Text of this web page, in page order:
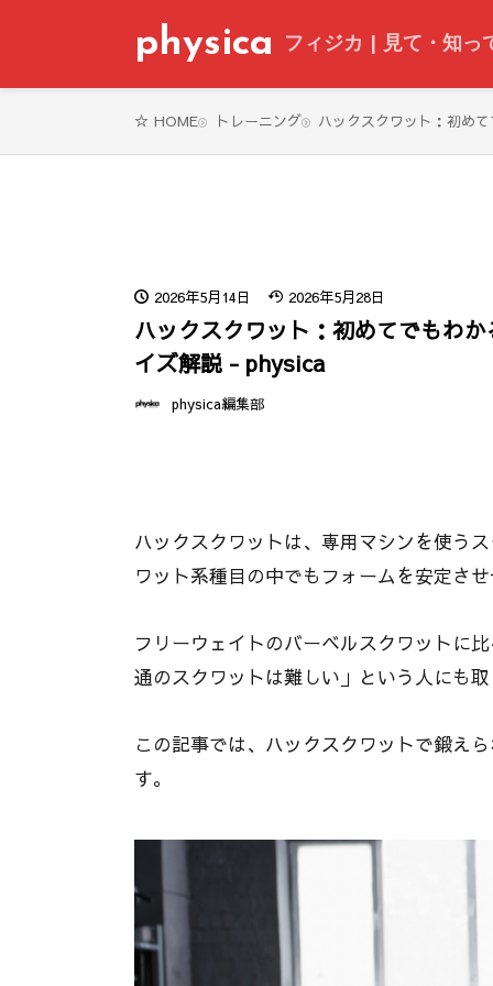
physica フィジカ | 見て・知っ
HOME トレーニング ハックスクワット：初め
2026年5月14日 2026年5月28日
ハックスクワット：初めてでもわ
イズ解説 - physica
physica編集部
ハックスクワットは、専用マシンを使う
ワット系種目の中でもフォームを安定さ
フリーウェイトのバーベルスクワットに
通のスクワットは難しい」という人にも
この記事では、ハックスクワットで鍛え
す。